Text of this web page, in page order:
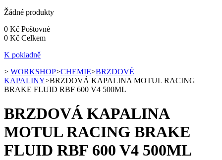
Žádné produkty
0 Kč Poštovné
0 Kč Celkem
K pokladně
> WORKSHOP>CHEMIE>BRZDOVÉ
KAPALINY>BRZDOVÁ KAPALINA MOTUL RACING
BRAKE FLUID RBF 600 V4 500ML
BRZDOVÁ KAPALINA
MOTUL RACING BRAKE
FLUID RBF 600 V4 500ML